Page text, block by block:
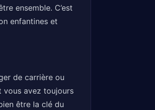
ensemble. C’est
enfantines et
de carrière ou
vous avez toujours
être la clé du